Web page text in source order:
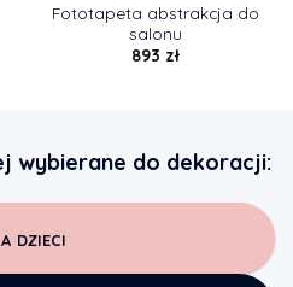
Fototapeta abstrakcja do
salonu
893 zł
wybierane do dekoracji:
DZIECI